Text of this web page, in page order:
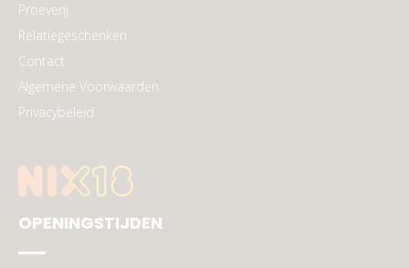
Proeverij
Relatiegeschenken
Contact
Algemene Voorwaarden
Privacybeleid
OPENINGSTIJDEN